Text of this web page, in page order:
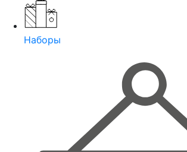
Наборы